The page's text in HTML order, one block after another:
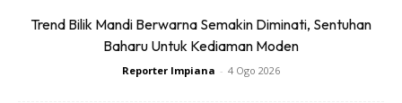
marah pun, salah sendiri juga.
Trend Bilik Mandi Berwarna Semakin Diminati, Sentuhan
Baharu Untuk Kediaman Moden
Reporter Impiana - 4 Ogo 2026